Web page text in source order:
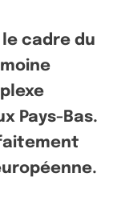
le cadre du
Pays-Bas.